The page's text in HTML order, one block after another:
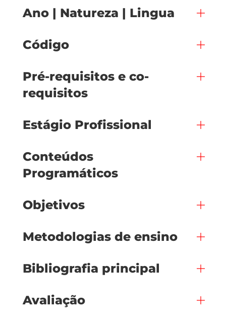
Ano | Natureza | Lingua
Código
Pré-requisitos e co-
requisitos
Estágio Profissional
Conteúdos
Programáticos
Objetivos
Metodologias de ensino
Bibliografia principal
Avaliação